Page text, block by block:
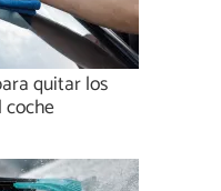
quitar los
coche